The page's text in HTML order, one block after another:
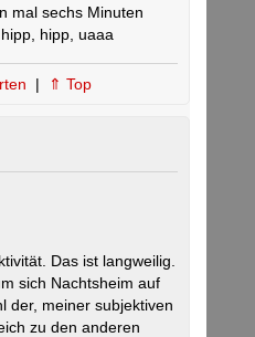
mal sechs Minuten
hipp, uaaa
| ⇑ Top
Das ist langweilig.
sich Nachtsheim auf
der, meiner subjektiven
zu den anderen